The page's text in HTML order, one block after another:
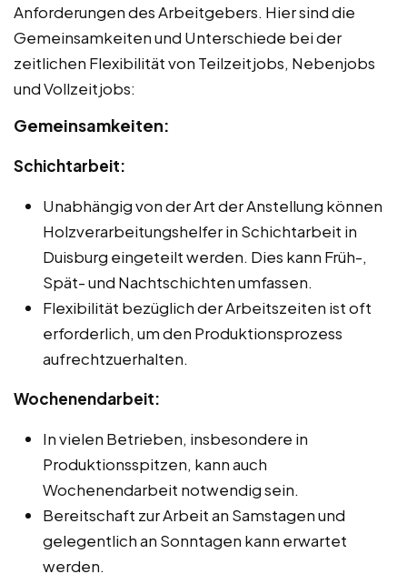
Anforderungen des Arbeitgebers. Hier sind die
Gemeinsamkeiten und Unterschiede bei der
zeitlichen Flexibilität von Teilzeitjobs, Nebenjobs
und Vollzeitjobs:
Gemeinsamkeiten:
Schichtarbeit:
Unabhängig von der Art der Anstellung können
Holzverarbeitungshelfer in Schichtarbeit in
Duisburg eingeteilt werden. Dies kann Früh-,
Spät- und Nachtschichten umfassen.
Flexibilität bezüglich der Arbeitszeiten ist oft
erforderlich, um den Produktionsprozess
aufrechtzuerhalten.
Wochenendarbeit:
In vielen Betrieben, insbesondere in
Produktionsspitzen, kann auch
Wochenendarbeit notwendig sein.
Bereitschaft zur Arbeit an Samstagen und
gelegentlich an Sonntagen kann erwartet
werden.